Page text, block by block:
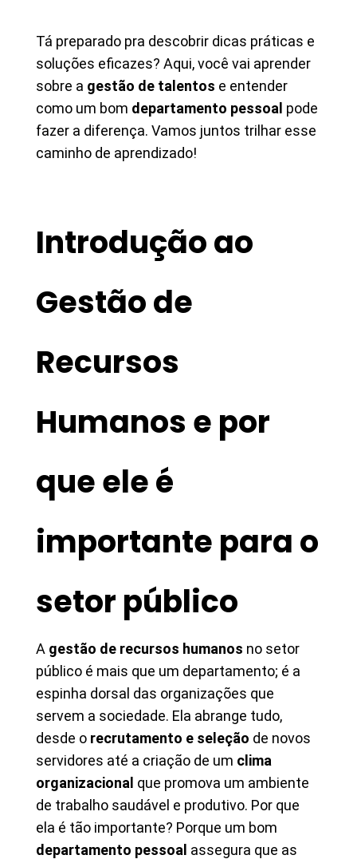
Tá preparado pra descobrir dicas práticas e
soluções eficazes? Aqui, você vai aprender
sobre a gestão de talentos e entender
como um bom departamento pessoal pode
fazer a diferença. Vamos juntos trilhar esse
caminho de aprendizado!
Introdução ao
Gestão de
Recursos
Humanos e por
que ele é
importante para o
setor público
A gestão de recursos humanos no setor
público é mais que um departamento; é a
espinha dorsal das organizações que
servem a sociedade. Ela abrange tudo,
desde o recrutamento e seleção de novos
servidores até a criação de um clima
organizacional que promova um ambiente
de trabalho saudável e produtivo. Por que
ela é tão importante? Porque um bom
departamento pessoal assegura que as